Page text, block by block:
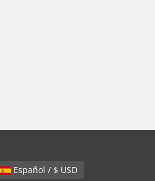
Español / $ USD